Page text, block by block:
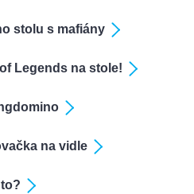
stolu s mafiány
Legends na stole!
na vidle